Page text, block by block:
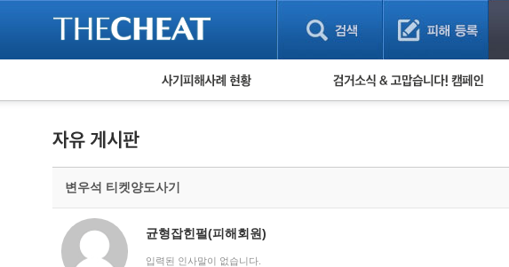
피해사례 현황
보이스피싱 피해사례
유해사이트 목록
비공개 피해사례
워킹홀리데이 피해사례
검거 소식
변우석 티켓양도사기
균형잡힌펄(피해회원)
입력된 인사말이 없습니다.